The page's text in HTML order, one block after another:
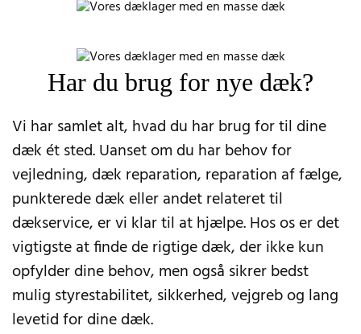
Har du brug for nye dæk?
Vi har samlet alt, hvad du har brug for til dine
dæk ét sted. Uanset om du har behov for
vejledning, dæk reparation, reparation af fælge,
punkterede dæk eller andet relateret til
dækservice, er vi klar til at hjælpe. Hos os er det
vigtigste at finde de rigtige dæk, der ikke kun
opfylder dine behov, men også sikrer bedst
mulig styrestabilitet, sikkerhed, vejgreb og lang
levetid for dine dæk.